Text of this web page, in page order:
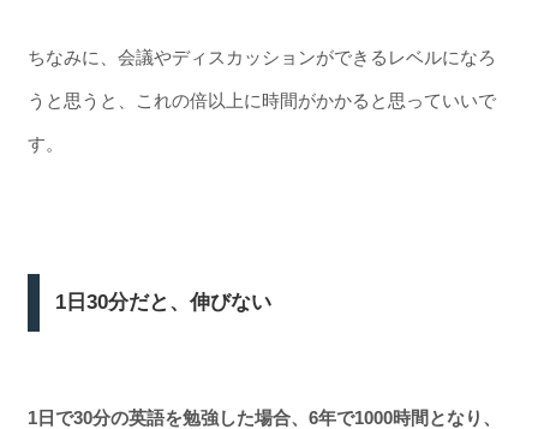
ちなみに、会議やディスカッションができるレベルになろ
うと思うと、これの倍以上に時間がかかると思っていいで
す。
1日30分だと、伸びない
1日で30分の英語を勉強した場合、6年で1000時間となり、